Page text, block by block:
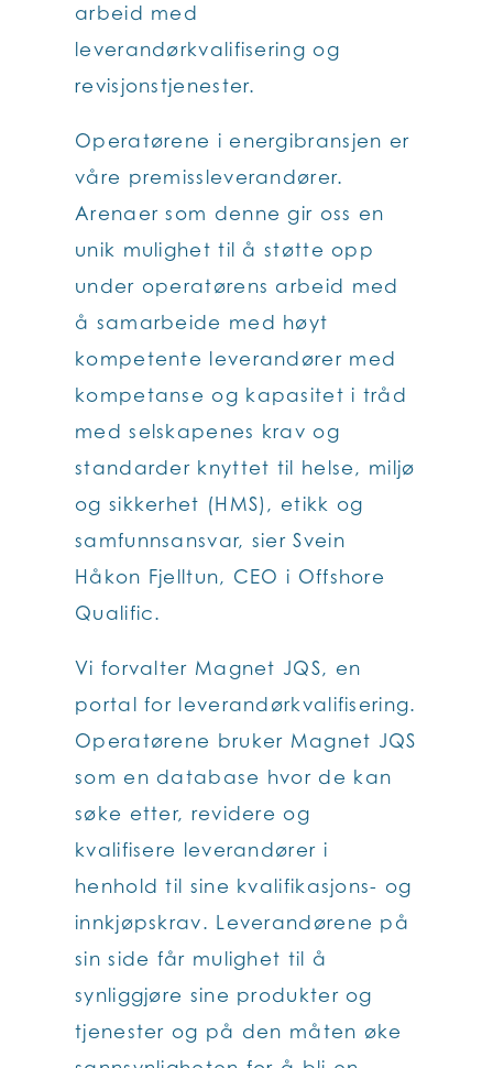
arbeid med
leverandørkvalifisering og
revisjonstjenester.
Operatørene i energibransjen er
våre premissleverandører.
Arenaer som denne gir oss en
unik mulighet til å støtte opp
under operatørens arbeid med
å samarbeide med høyt
kompetente leverandører med
kompetanse og kapasitet i tråd
med selskapenes krav og
standarder knyttet til helse, miljø
og sikkerhet (HMS), etikk og
samfunnsansvar, sier Svein
Håkon Fjelltun, CEO i Offshore
Qualific.
Vi forvalter Magnet JQS, en
portal for leverandørkvalifisering.
Operatørene bruker Magnet JQS
som en database hvor de kan
søke etter, revidere og
kvalifisere leverandører i
henhold til sine kvalifikasjons- og
innkjøpskrav. Leverandørene på
sin side får mulighet til å
synliggjøre sine produkter og
tjenester og på den måten øke